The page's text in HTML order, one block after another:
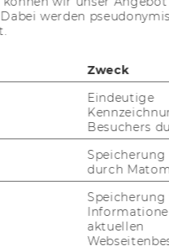
dass das
mei­nes Le­bens
ist
sol­ches Pro­gramm
Reise, die so­wohl
werden
Zweck
Eindeutige
Besuchers
Speicherung
durch
Speicherung
aktuellen